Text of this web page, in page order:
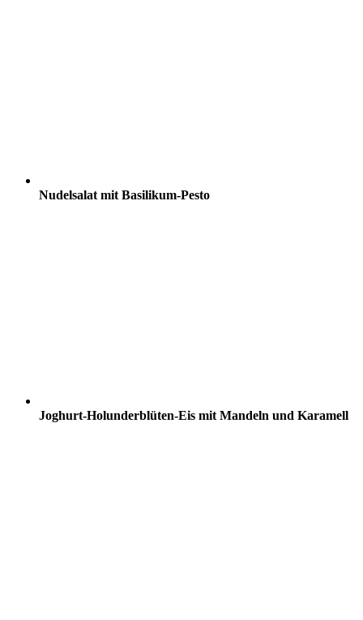
Nudelsalat mit Basilikum-Pesto
Joghurt-Holunderblüten-Eis mit Mandeln und Karamell